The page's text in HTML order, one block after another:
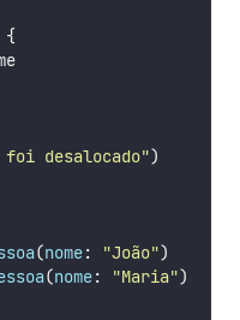
{
foi desalocado")
(nome: "João")
(nome: "Maria")